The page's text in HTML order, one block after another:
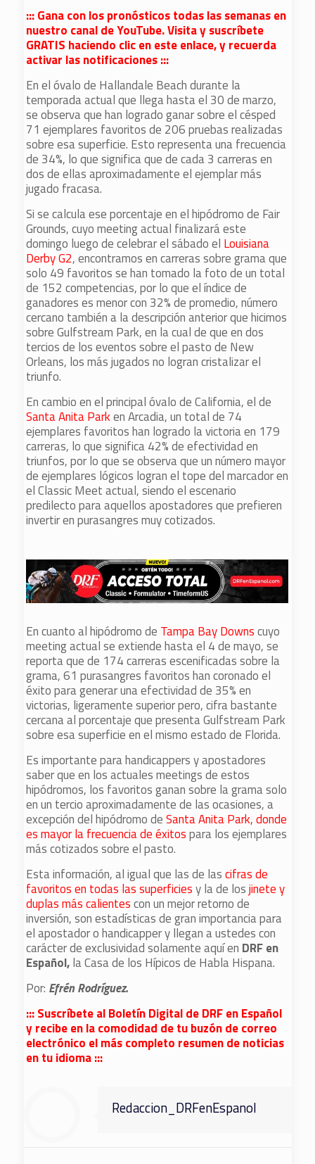
::: Gana con los pronósticos todas las semanas en
nuestro canal de YouTube. Visita y suscríbete
GRATIS haciendo clic en este enlace, y recuerda
activar las notificaciones :::
En el óvalo de Hallandale Beach durante la
temporada actual que llega hasta el 30 de marzo,
se observa que han logrado ganar sobre el césped
71 ejemplares favoritos de 206 pruebas realizadas
sobre esa superficie. Esto representa una frecuencia
de 34%, lo que significa que de cada 3 carreras en
dos de ellas aproximadamente el ejemplar más
jugado fracasa.
Si se calcula ese porcentaje en el hipódromo de Fair
Grounds, cuyo meeting actual finalizará este
domingo luego de celebrar el sábado el Louisiana
Derby G2, encontramos en carreras sobre grama que
solo 49 favoritos se han tomado la foto de un total
de 152 competencias, por lo que el índice de
ganadores es menor con 32% de promedio, número
cercano también a la descripción anterior que hicimos
sobre Gulfstream Park, en la cual de que en dos
tercios de los eventos sobre el pasto de New
Orleans, los más jugados no logran cristalizar el
triunfo.
En cambio en el principal óvalo de California, el de
Santa Anita Parken Arcadia, un total de 74
ejemplares favoritos han logrado la victoria en 179
carreras, lo que significa 42% de efectividad en
triunfos, por lo que se observa que un número mayor
de ejemplares lógicos logran el tope del marcador en
el Classic Meet actual, siendo el escenario
predilecto para aquellos apostadores que prefieren
invertir en purasangres muy cotizados.
En cuanto al hipódromo de Tampa Bay Downscuyo
meeting actual se extiende hasta el 4 de mayo, se
reporta que de 174 carreras escenificadas sobre la
grama, 61 purasangres favoritos han coronado el
éxito para generar una efectividad de 35% en
victorias, ligeramente superior pero, cifra bastante
cercana al porcentaje que presenta Gulfstream Park
sobre esa superficie en el mismo estado de Florida.
Es importante para handicappers y apostadores
saber que en los actuales meetings de estos
hipódromos, los favoritos ganan sobre la grama solo
en un tercio aproximadamente de las ocasiones, a
excepción del hipódromo deSanta Anita Park, donde
es mayor la frecuencia de éxitospara los ejemplares
más cotizados sobre el pasto.
Esta información, al igual que las de lascifras de
favoritos en todas las superficiesy la de losjinete y
duplas más calientescon un mejor retorno de
inversión, son estadísticas de gran importancia para
el apostador o handicapper y llegan a ustedes con
carácter de exclusividad solamente aquí en DRF en
Español,la Casa de los Hípicos de Habla Hispana.
Por: Efrén Rodríguez.
::: Suscríbete al Boletín Digital de DRF en Español
y recibe en la comodidad de tu buzón de correo
electrónico el más completo resumen de noticias
en tu idioma :::
Redaccion_DRFenEspanol